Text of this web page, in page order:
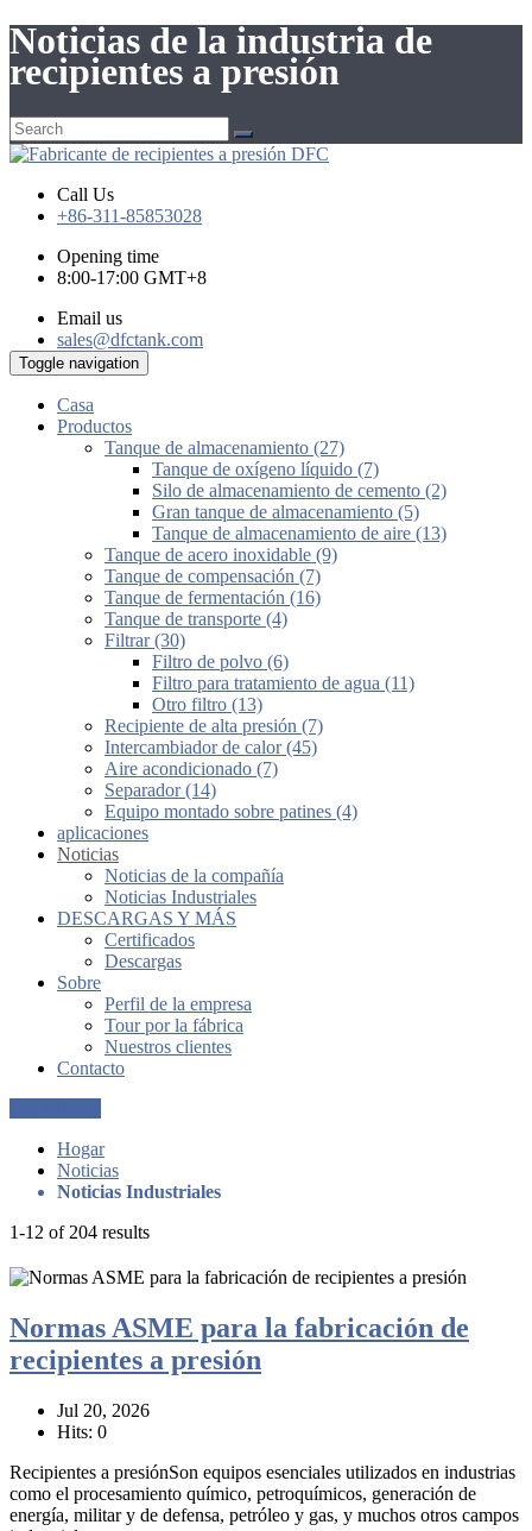
Noticias de la industria de
recipientes a presión
Call Us
+86-311-85853028
Opening time
8:00-17:00 GMT+8
Email us
sales@dfctank.com
Toggle navigation
Casa
Productos
Tanque de almacenamiento (27)
Tanque de oxígeno líquido (7)
Silo de almacenamiento de cemento (2)
Gran tanque de almacenamiento (5)
Tanque de almacenamiento de aire (13)
Tanque de acero inoxidable (9)
Tanque de compensación (7)
Tanque de fermentación (16)
Tanque de transporte (4)
Filtrar (30)
Filtro de polvo (6)
Filtro para tratamiento de agua (11)
Otro filtro (13)
Recipiente de alta presión (7)
Intercambiador de calor (45)
Aire acondicionado (7)
Separador (14)
Equipo montado sobre patines (4)
aplicaciones
Noticias
Noticias de la compañía
Noticias Industriales
DESCARGAS Y MÁS
Certificados
Descargas
Sobre
Perfil de la empresa
Tour por la fábrica
Nuestros clientes
Contacto
Hogar
Noticias
Noticias Industriales
1-12 of 204 results
Normas ASME para la fabricación de
recipientes a presión
Jul 20, 2026
Hits: 0
Recipientes a presiónSon equipos esenciales utilizados en industrias
como el procesamiento químico, petroquímicos, generación de
energía, militar y de defensa, petróleo y gas, y muchos otros campos